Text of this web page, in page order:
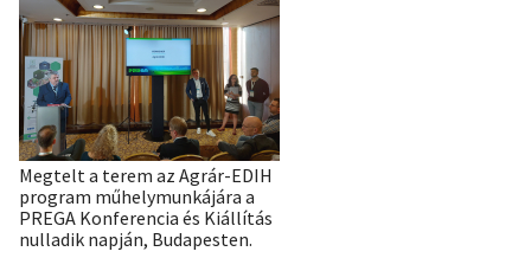
Megtelt a terem az Agrár-EDIH
program műhelymunkájára a
PREGA Konferencia és Kiállítás
nulladik napján, Budapesten.